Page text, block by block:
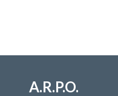
A.R.P.O.